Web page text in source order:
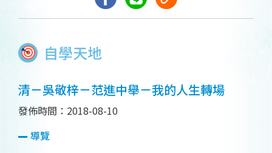
自學天地
清－吳敬梓－范進中舉－我的人生轉場
發佈時間：2018-08-10
導覽